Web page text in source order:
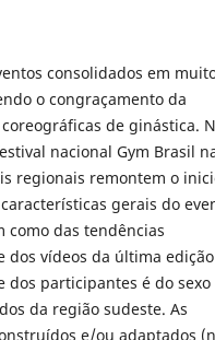
consolidados em
o congraçamento da
de ginástica.
nacional Gym Brasil
regionais remontem o
gerais do
como das tendências
dos vídeos da última
dos participantes é do sexo
da região sudeste. As
e/ou adaptados